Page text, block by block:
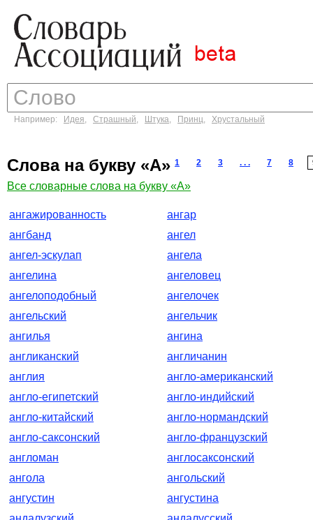
Например: Идея, Страшный, Штука, Принц, Хрустальный
Слова на букву «А» 1 2 3 . . . 7 8
Все словарные слова на букву «А»
ангажированность
ангар
ангбанд
ангел
ангел-эскулап
ангела
ангелина
ангеловец
ангелоподобный
ангелочек
ангельский
ангельчик
ангилья
ангина
англиканский
англичанин
англия
англо-американский
англо-египетский
англо-индийский
англо-китайский
англо-нормандский
англо-саксонский
англо-французский
англоман
англосаксонский
ангола
ангольский
ангустин
ангустина